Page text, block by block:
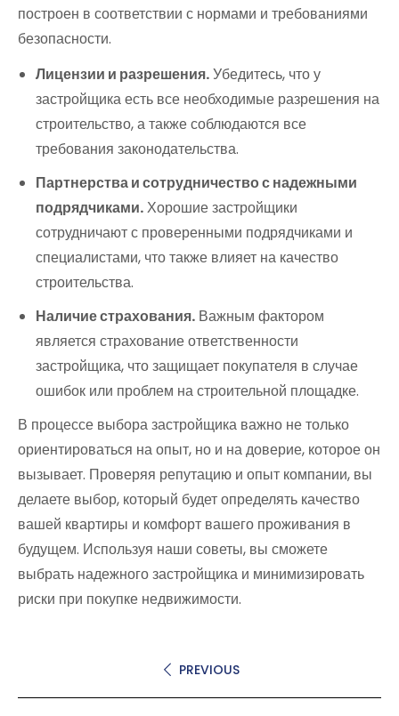
построен в соответствии с нормами и требованиями
безопасности.
Лицензии и разрешения.Убедитесь, что у
застройщика есть все необходимые разрешения на
строительство, а также соблюдаются все
требования законодательства.
Партнерства и сотрудничество с надежными
подрядчиками.Хорошие застройщики
сотрудничают с проверенными подрядчиками и
специалистами, что также влияет на качество
строительства.
Наличие страхования. Важным фактором
является страхование ответственности
застройщика, что защищает покупателя в случае
ошибок или проблем на строительной площадке.
В процессе выбора застройщика важно не только
ориентироваться на опыт, но и на доверие, которое он
вызывает. Проверяя репутацию и опыт компании, вы
делаете выбор, который будет определять качество
вашей квартиры и комфорт вашего проживания в
будущем. Используя наши советы, вы сможете
выбрать надежного застройщика и минимизировать
риски при покупке недвижимости.
PREVIOUS